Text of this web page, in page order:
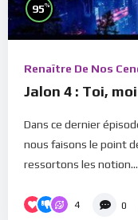
95%
Renaître De Nos
Jalon 4 : Toi,
Dans ce dernier
nous faisons le point
ressortons les notion...
4 0